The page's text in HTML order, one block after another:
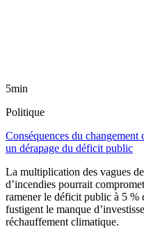
5min
Politique
Conséquences du changement
un dérapage du déficit public
La multiplication des vagues
d’incendies pourrait
ramener le déficit public à 5 %
fustigent le manque
réchauffement climatique.